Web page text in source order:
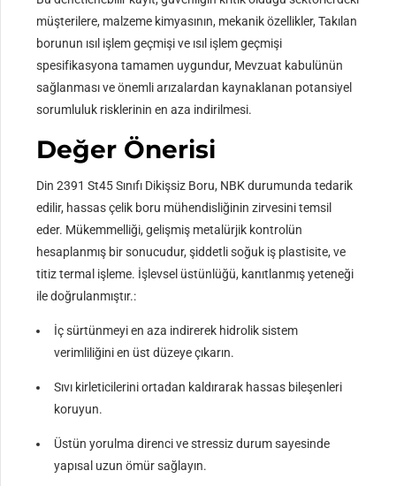
müşterilere, malzeme kimyasının, mekanik özellikler, Takılan
borunun ısıl işlem geçmişi ve ısıl işlem geçmişi
spesifikasyona tamamen uygundur, Mevzuat kabulünün
sağlanması ve önemli arızalardan kaynaklanan potansiyel
sorumluluk risklerinin en aza indirilmesi.
Değer Önerisi
Din 2391 St45 Sınıfı Dikişsiz Boru, NBK durumunda tedarik
edilir, hassas çelik boru mühendisliğinin zirvesini temsil
eder. Mükemmelliği, gelişmiş metalürjik kontrolün
hesaplanmış bir sonucudur, şiddetli soğuk iş plastisite, ve
titiz termal işleme. İşlevsel üstünlüğü, kanıtlanmış yeteneği
ile doğrulanmıştır.:
İç sürtünmeyi en aza indirerek hidrolik sistem
verimliliğini en üst düzeye çıkarın.
Sıvı kirleticilerini ortadan kaldırarak hassas bileşenleri
koruyun.
Üstün yorulma direnci ve stressiz durum sayesinde
yapısal uzun ömür sağlayın.